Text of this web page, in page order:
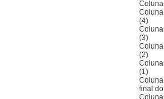
(4)
(3)
(2)
(1)
final